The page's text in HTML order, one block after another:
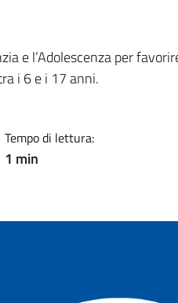
e l’Adolescenza per
i 6 e i 17 anni.
Tempo di lettura:
1 min